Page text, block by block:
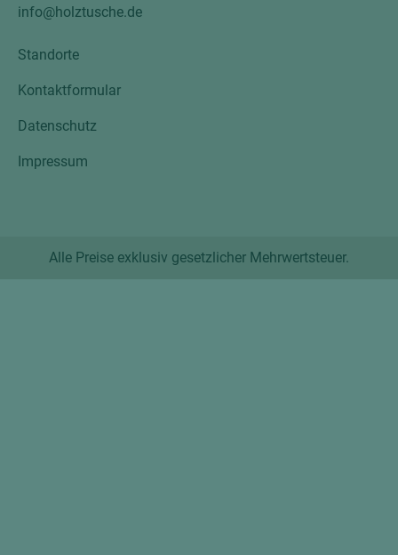
info@holztusche.de
Standorte
Kontaktformular
Datenschutz
Impressum
Alle Preise exklusiv gesetzlicher Mehrwertsteuer.